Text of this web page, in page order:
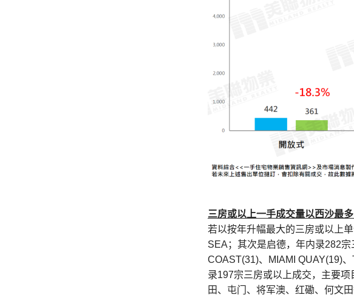
三房或以上一手成交量以西沙最
若以按年升幅最大的三房或以上
SEA；其次是启德，年内录282
COAST(31)、MIAMI QUAY(19)
录197宗三房或以上成交，主要
田、屯门、将军澳、红磡、何文